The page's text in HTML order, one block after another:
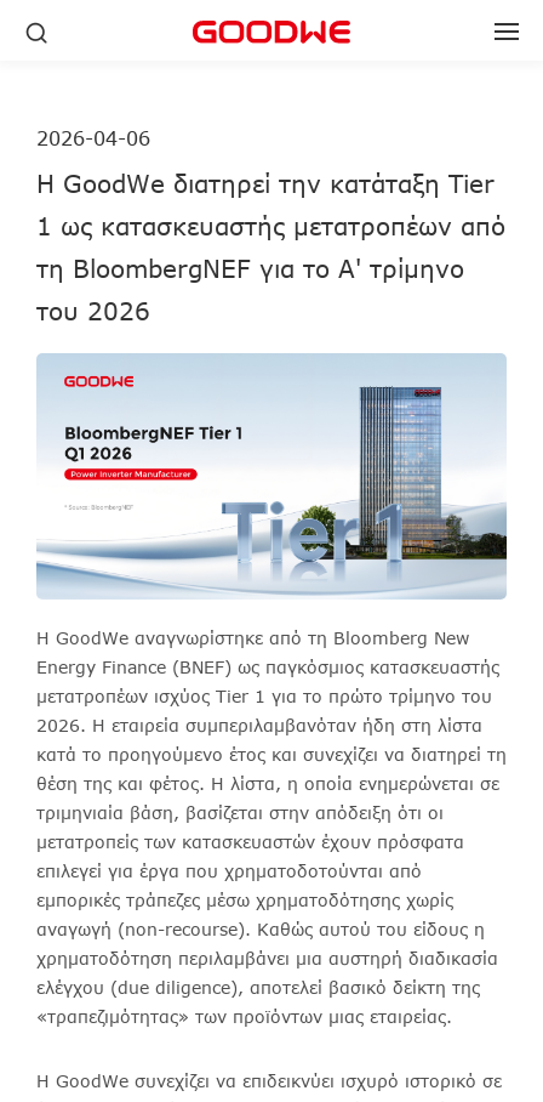
2026-04-06
Η GoodWe διατηρεί την κατάταξη Tier
1 ως κατασκευαστής μετατροπέων από
τη BloombergNEF για το Α' τρίμηνο
του 2026
Η GoodWe αναγνωρίστηκε από τη Bloomberg New
Energy Finance (BNEF) ως παγκόσμιος κατασκευαστής
μετατροπέων ισχύος Tier 1 για το πρώτο τρίμηνο του
2026. Η εταιρεία συμπεριλαμβανόταν ήδη στη λίστα
κατά το προηγούμενο έτος και συνεχίζει να διατηρεί τη
θέση της και φέτος. Η λίστα, η οποία ενημερώνεται σε
τριμηνιαία βάση, βασίζεται στην απόδειξη ότι οι
μετατροπείς των κατασκευαστών έχουν πρόσφατα
επιλεγεί για έργα που χρηματοδοτούνται από
εμπορικές τράπεζες μέσω χρηματοδότησης χωρίς
αναγωγή (non-recourse). Καθώς αυτού του είδους η
χρηματοδότηση περιλαμβάνει μια αυστηρή διαδικασία
ελέγχου (due diligence), αποτελεί βασικό δείκτη της
«τραπεζιμότητας» των προϊόντων μιας εταιρείας.
Η GoodWe συνεχίζει να επιδεικνύει ισχυρό ιστορικό σε